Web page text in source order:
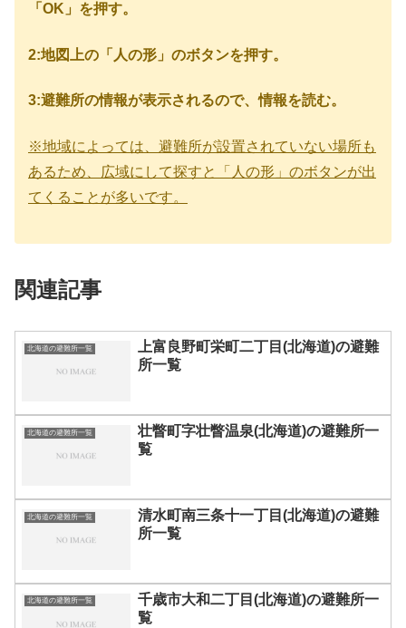
「OK」を押す。
2:地図上の「人の形」のボタンを押す。
3:避難所の情報が表示されるので、情報を読む。
※地域によっては、避難所が設置されていない場所も
あるため、広域にして探すと「人の形」のボタンが出
てくることが多いです。
関連記事
北海道の避難所一覧
上富良野町栄町二丁目(北海道)の避難
所一覧
北海道の避難所一覧
壮瞥町字壮瞥温泉(北海道)の避難所一
覧
北海道の避難所一覧
清水町南三条十一丁目(北海道)の避難
所一覧
北海道の避難所一覧
千歳市大和二丁目(北海道)の避難所一
覧